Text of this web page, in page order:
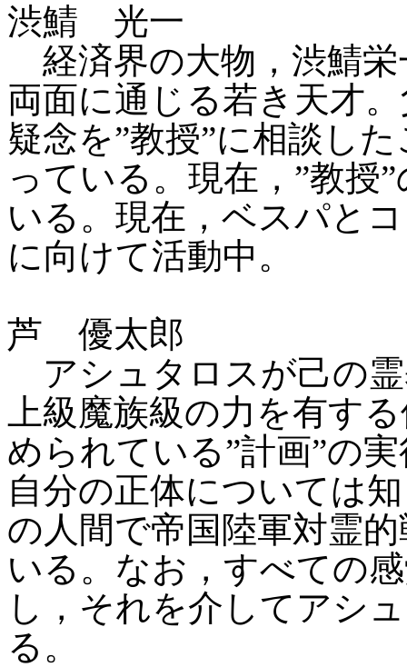
渋鯖 光一
経済界の大物，渋鯖
両面に通じる若き天才
疑念を”教授”に相談し
っている。現在，”教授
いる。現在，ベスパと
に向けて活動中。
芦 優太郎
アシュタロスが己の
上級魔族級の力を有す
められている”計画”の
自分の正体については
の人間で帝国陸軍対霊
いる。なお，すべての
し，それを介してアシ
る。